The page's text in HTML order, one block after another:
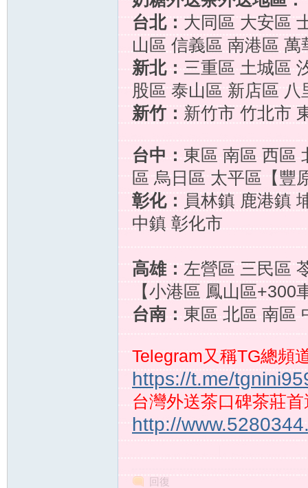
台北： 大同區 大安區
山區 信義區 南港區 萬
新北： 三重區 土城區
股區 泰山區 新店區
新竹： 新竹市 竹北市
台中： 東區 南區 西區
區 烏日區 太平區【豐
彰化： 員林鎮 鹿港鎮
中鎮 彰化市
高雄： 左營區 三民區
【小港區 鳳山區
台南：東區 北區 南區
Telegram又稱TG總頻
https://t.me/
台灣外送茶口碑茶莊
http://
回復